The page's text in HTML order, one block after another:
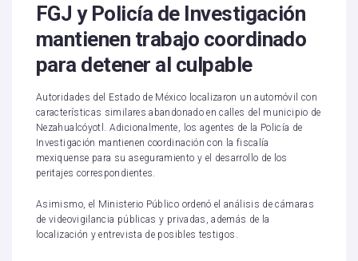
FGJ y Policía de Investigación
mantienen trabajo coordinado
para detener al culpable
Autoridades del Estado de México localizaron un automóvil con
características similares abandonado en calles del municipio de
Nezahualcóyotl. Adicionalmente, los agentes de la Policía de
Investigación mantienen coordinación con la fiscalía
mexiquense para su aseguramiento y el desarrollo de los
peritajes correspondientes.
Asimismo, el Ministerio Público ordenó el análisis de cámaras
de videovigilancia públicas y privadas, además de la
localización y entrevista de posibles testigos.